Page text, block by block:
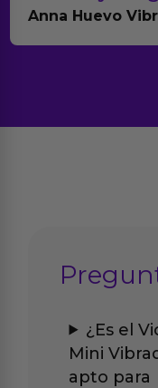
Anna Huevo
¿Es el
Mini
apto para